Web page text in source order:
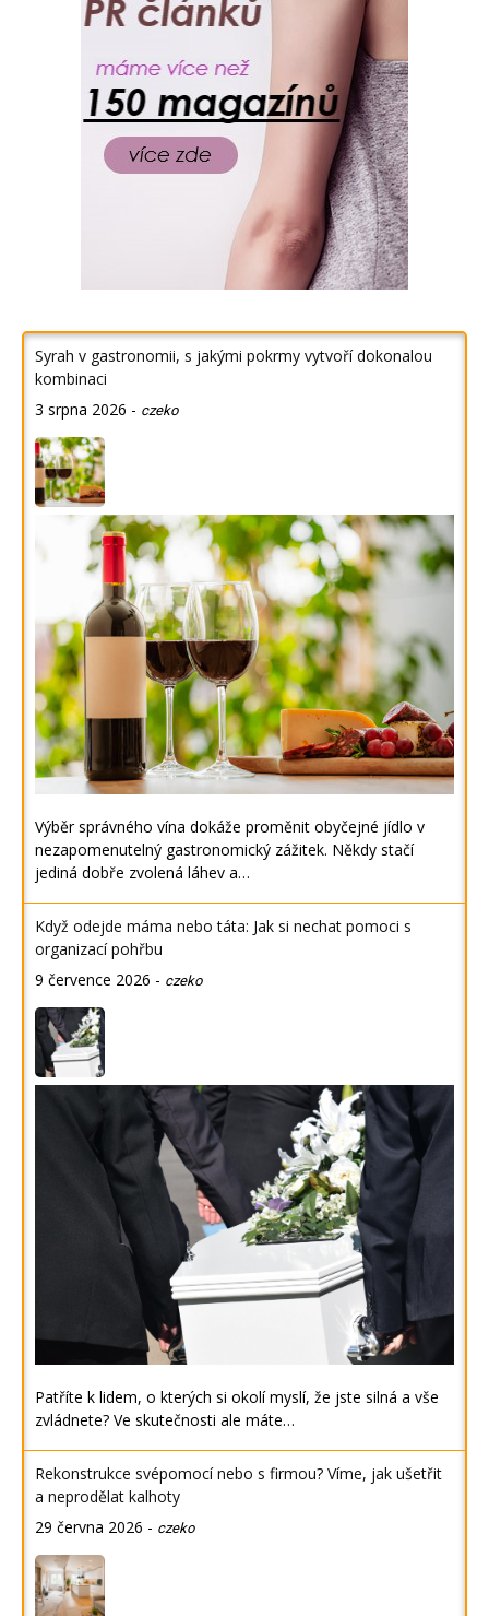
Syrah v gastronomii, s jakými pokrmy vytvoří dokonalou
kombinaci
3 srpna 2026 - czeko
Výběr správného vína dokáže proměnit obyčejné jídlo v
nezapomenutelný gastronomický zážitek. Někdy stačí
jediná dobře zvolená láhev a…
Když odejde máma nebo táta: Jak si nechat pomoci s
organizací pohřbu
9 července 2026 - czeko
Patříte k lidem, o kterých si okolí myslí, že jste silná a vše
zvládnete? Ve skutečnosti ale máte…
Rekonstrukce svépomocí nebo s firmou? Víme, jak ušetřit
a neprodělat kalhoty
29 června 2026 - czeko